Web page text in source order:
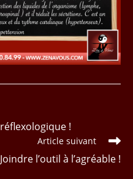
!
Article suivant
Joindre l’outil à l’agréable !